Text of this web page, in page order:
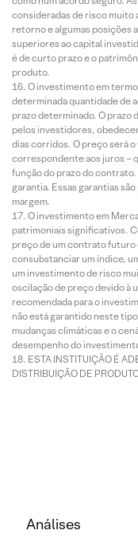
consideradas de risco muito
retorno e algumas posições
superiores ao capital
é de curto prazo e o
produto.
O investimento em
determinada quantidade de
prazo determinado. O prazo
pelos investidores,
dias corridos. O preço será o
correspondente aos juros –
função do prazo do
garantia. Essas garantias
margem.
O investimento em
patrimoniais significativos.
preço de um contrato
consubstanciar um índice,
um investimento de risco
oscilação de preço devido à
recomendada para o
não está garantido neste
mudanças climáticas e o
desempenho do
ESTA INSTITUIÇÃO É
DISTRIBUIÇÃO DE
Análises